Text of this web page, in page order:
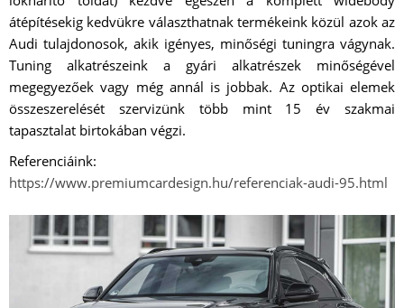
átépítésekig kedvükre választhatnak termékeink közül azok az
Audi tulajdonosok, akik igényes, minőségi tuningra vágynak.
Tuning alkatrészeink a gyári alkatrészek minőségével
megegyezőek vagy még annál is jobbak. Az optikai elemek
összeszerelését szervizünk több mint 15 év szakmai
tapasztalat birtokában végzi.
Referenciáink:
https://www.premiumcardesign.hu/referenciak-audi-95.html